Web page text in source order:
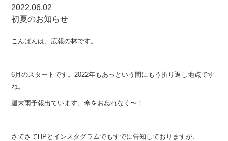
2022.06.02
初夏のお知らせ
こんばんは、広報の林です。
6月のスタートです。2022年もあっという間にもう折り返し地点です
ね。
週末雨予報出ています、傘をお忘れなく〜！
さてさてHPとインスタグラムでもすでに告知しておりますが、